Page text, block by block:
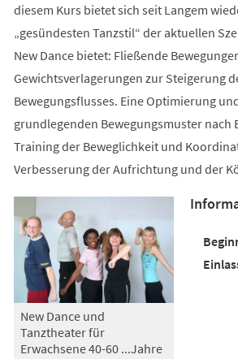
diesem Kurs bietet sich seit Langem
„gesündesten Tanzstil“ der aktuellen
New Dance bietet: Fließende
Gewichtsverlagerungen zur Steigerung
Bewegungsflusses. Eine Optimierung
grundlegenden Bewegungsmuster nach
Training der Beweglichkeit und
Verbesserung der Aufrichtung und der
New Dance und
Tanztheater für
Erwachsene 40-60 ...Jahre